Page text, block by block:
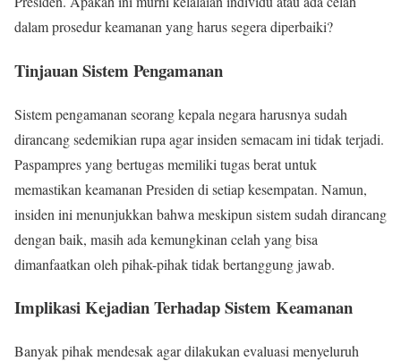
dalam prosedur keamanan yang harus segera diperbaiki?
Tinjauan Sistem Pengamanan
Sistem pengamanan seorang kepala negara harusnya sudah
dirancang sedemikian rupa agar insiden semacam ini tidak terjadi.
Paspampres yang bertugas memiliki tugas berat untuk
memastikan keamanan Presiden di setiap kesempatan. Namun,
insiden ini menunjukkan bahwa meskipun sistem sudah dirancang
dengan baik, masih ada kemungkinan celah yang bisa
dimanfaatkan oleh pihak-pihak tidak bertanggung jawab.
Implikasi Kejadian Terhadap Sistem Keamanan
Banyak pihak mendesak agar dilakukan evaluasi menyeluruh